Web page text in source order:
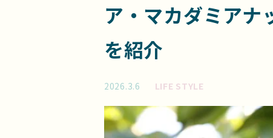
ア・マカダミアナ
を紹介
2026.3.6 LIFE STYLE